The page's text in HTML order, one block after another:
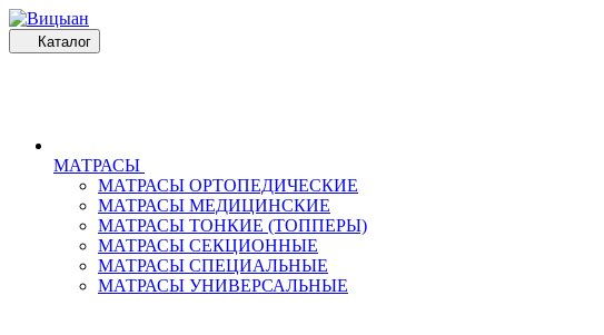
Каталог
МАТРАСЫ
МАТРАСЫ ОРТОПЕДИЧЕСКИЕ
МАТРАСЫ МЕДИЦИНСКИЕ
МАТРАСЫ ТОНКИЕ (ТОППЕРЫ)
МАТРАСЫ СЕКЦИОННЫЕ
МАТРАСЫ СПЕЦИАЛЬНЫЕ
МАТРАСЫ УНИВЕРСАЛЬНЫЕ